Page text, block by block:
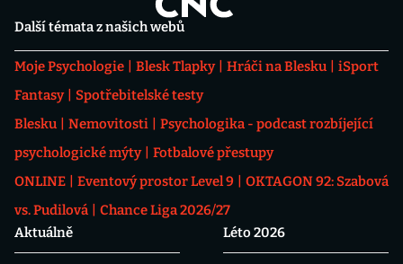
Další témata z našich webů
Moje Psychologie Blesk Tlapky Hráči na Blesku
iSport
Fantasy
Spotřebitelské testy
Blesku
Nemovitosti
Psychologika - podcast rozbíjející
psychologické mýty
Fotbalové přestupy
ONLINE
Eventový prostor Level 9
OKTAGON 92: Szabová
vs. Pudilová
Chance Liga 2026/27
Aktuálně
Léto 2026